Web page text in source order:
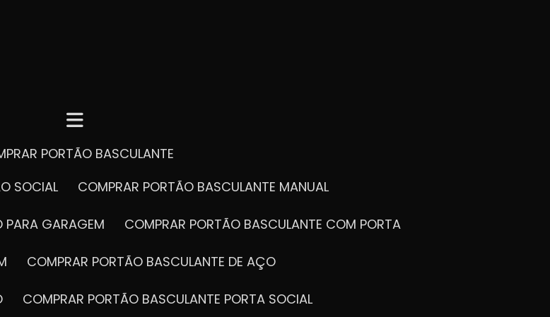
PORTÃO BASCULANTE
SOCIAL
COMPRAR PORTÃO BASCULANTE MANUAL
PARA GARAGEM COMPRAR PORTÃO BASCULANTE COM PORTA
COMPRAR PORTÃO BASCULANTE DE AÇO
COMPRAR PORTÃO BASCULANTE PORTA SOCIAL